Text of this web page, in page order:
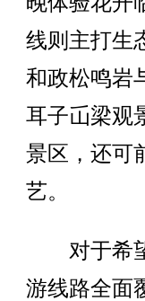
线则主打生
和政松鸣岩
耳子屲梁观
景区，还可
艺。
对于希望
游线路全面